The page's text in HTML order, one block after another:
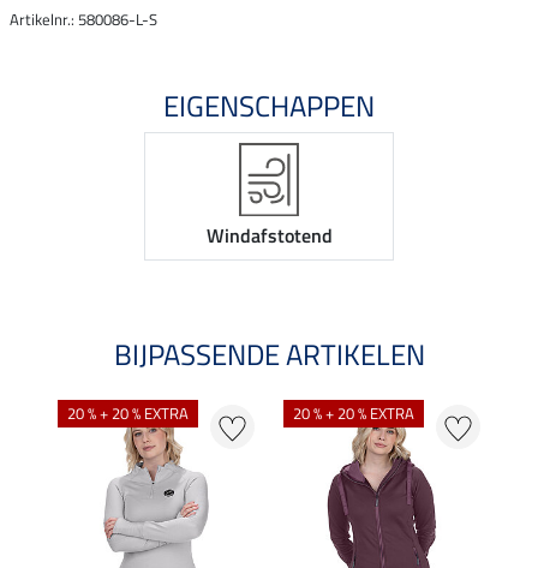
Artikelnr.: 580086-L-S
EIGENSCHAPPEN
Windafstotend
BIJPASSENDE ARTIKELEN
20 % + 20 % EXTRA 20 % + 20 % EXTRA